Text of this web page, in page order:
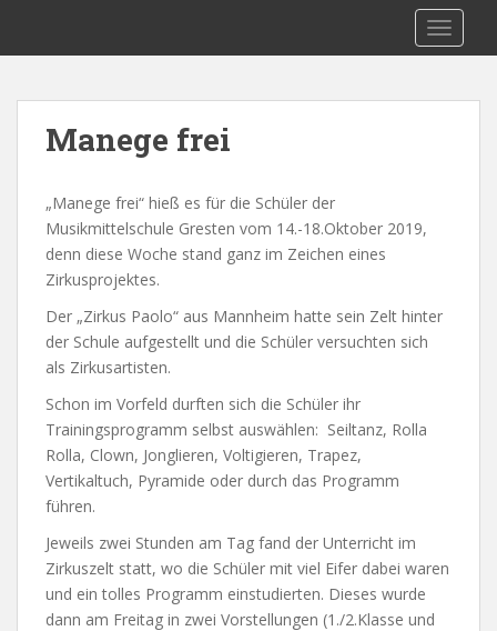
i
Manege frei
„Manege frei“ hieß es für die Schüler der
Musikmittelschule Gresten vom 14.-18.Oktober 2019,
denn diese Woche stand ganz im Zeichen eines
Zirkusprojektes.
Der „Zirkus Paolo“ aus Mannheim hatte sein Zelt hinter
der Schule aufgestellt und die Schüler versuchten sich
als Zirkusartisten.
Schon im Vorfeld durften sich die Schüler ihr
Trainingsprogramm selbst auswählen: Seiltanz, Rolla
Rolla, Clown, Jonglieren, Voltigieren, Trapez,
Vertikaltuch, Pyramide oder durch das Programm
führen.
Jeweils zwei Stunden am Tag fand der Unterricht im
Zirkuszelt statt, wo die Schüler mit viel Eifer dabei waren
und ein tolles Programm einstudierten. Dieses wurde
dann am Freitag in zwei Vorstellungen (1./2.Klasse und